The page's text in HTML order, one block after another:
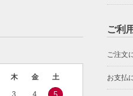
木 金 土
ご利
ご注文
お支払